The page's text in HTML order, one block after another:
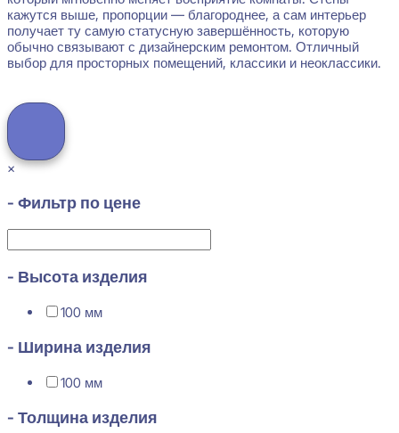
кажутся выше, пропорции — благороднее, а сам интерьер
получает ту самую статусную завершённость, которую
обычно связывают с дизайнерским ремонтом. Отличный
выбор для просторных помещений, классики и неоклассики.
×
- Фильтр по цене
- Высота изделия
100 мм
- Ширина изделия
100 мм
- Толщина изделия